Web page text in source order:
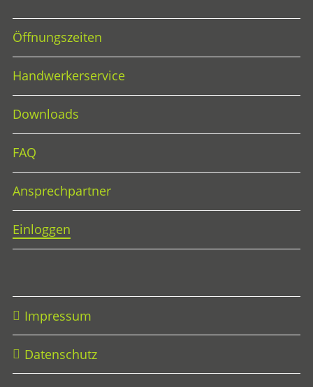
Öffnungszeiten
Handwerkerservice
Downloads
FAQ
Ansprechpartner
Einloggen
Impressum
Datenschutz